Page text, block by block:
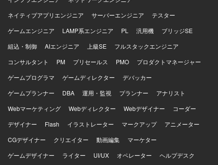
す。
ネイティブアプリエンジニア
サーバーエンジニア
テスター
ゲームエンジニア
LAMP系エンジニア PL 汎用機
ブリッジSE
組込・制御
AIエンジニア 上級SE
フルスタックエンジニア
コンサルタント
PM プリセールス PMO
プロダクトマネージャー
ゲームプログラマ
ゲームディレクター
デバッカー
ゲームプランナー
DBA 運用・監視 プランナー
アナリスト
Webマーケティング
Webディレクター Webデザイナー
コーダー
デザイナー
Flash イラストレーター マークアップ
アニメーター
CGデザイナー
クリエイター 動画編集
マーケター
ゲームデザイナー
ライター UI/UX オペレーター
ヘルプデスク